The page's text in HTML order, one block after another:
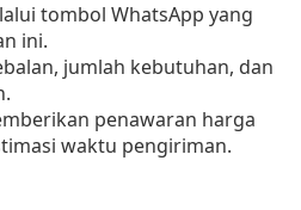
tombol WhatsApp yang
ini.
jumlah kebutuhan, dan
penawaran harga
waktu pengiriman.